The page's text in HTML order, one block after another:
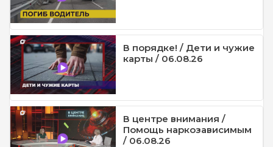
В порядке! / Дети и чужие
карты / 06.08.26
В центре внимания /
Помощь наркозависимым
/ 06.08.26